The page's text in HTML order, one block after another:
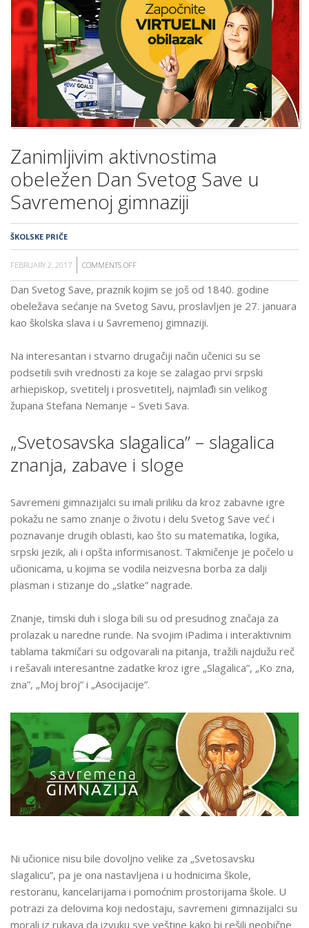
ŠKOLA
Zanimljivim aktivnostima
obeležen Dan Svetog Save u
Savremenoj gimnaziji
ŠKOLSKE PRIČE
FEBRUARY 2, 2017 COMMENTS OFF
ZANIMLJIVIM
AKTIVNOSTIMA
OBELEŽEN
SAVE
SAVREMENOJ
Dan Svetog Save, praznik kojim se još od 1840. godine
obeležava sećanje na Svetog Savu, proslavljen je 27. januara
kao školska slava i u Savremenoj gimnaziji.
Na interesantan i stvarno drugačiji način učenici su se
podsetili svih vrednosti za koje se zalagao prvi srpski
arhiepiskop, svetitelj i prosvetitelj, najmlađi sin velikog
župana Stefana Nemanje – Sveti Sava.
„Svetosavska slagalica” – slagalica
znanja, zabave i sloge
Savremeni gimnazijalci su imali priliku da kroz zabavne igre
pokažu ne samo znanje o životu i delu Svetog Save već i
poznavanje drugih oblasti, kao što su matematika, logika,
srpski jezik, ali i opšta informisanost. Takmičenje je počelo u
učionicama, u kojima se vodila neizvesna borba za dalji
plasman i stizanje do „slatke” nagrade.
Znanje, timski duh i sloga bili su od presudnog značaja za
prolazak u naredne runde. Na svojim iPadima i interaktivnim
tablama takmičari su odgovarali na pitanja, tražili najdužu reč
i rešavali interesantne zadatke kroz igre „Slagalica”, „Ko zna,
zna”, „Moj broj” i „Asocijacije”.
Ni učionice nisu bile dovoljno velike za „Svetosavsku
slagalicu”, pa je ona nastavljena i u hodnicima škole,
restoranu, kancelarijama i pomoćnim prostorijama škole. U
potrazi za delovima koji nedostaju, savremeni gimnazijalci su
morali iz rukava da izvuku sve veštine kako bi rešili neobične